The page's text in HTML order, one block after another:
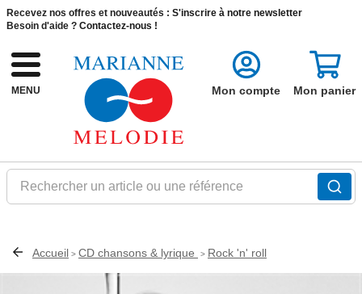
Recevez nos offres et nouveautés : S'inscrire à notre newsletter
Besoin d'aide ? Contactez-nous !
MENU
Rechercher un article ou une référence
Mon compte Mon panier
Accueil > CD chansons & lyrique > Rock 'n' roll